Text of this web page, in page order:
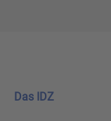
Das IDZ